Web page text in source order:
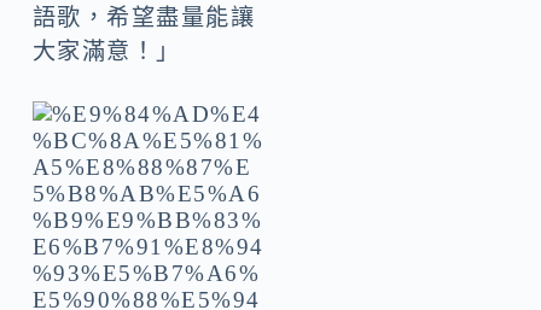
語歌，希望盡量能讓
大家滿意！」